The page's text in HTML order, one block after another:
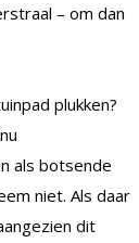
– om dan
plukken?
als botsende
niet. Als daar
dit